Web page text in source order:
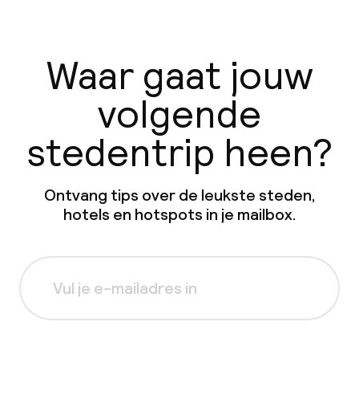
Waar gaat jouw
volgende
stedentrip heen?
Ontvang tips over de leukste steden,
hotels en hotspots in je mailbox.